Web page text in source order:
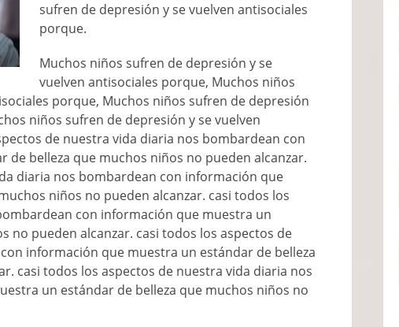
sufren de depresión y se vuelven antisociales
porque.
Muchos niños sufren de depresión y se
vuelven antisociales porque, Muchos niños
porque, Muchos niños sufren de depresión
niños sufren de depresión y se vuelven
de nuestra vida diaria nos bombardean con
belleza que muchos niños no pueden alcanzar.
diaria nos bombardean con información que
niños no pueden alcanzar. casi todos los
con información que muestra un
no pueden alcanzar. casi todos los aspectos de
información que muestra un estándar de belleza
casi todos los aspectos de nuestra vida diaria nos
un estándar de belleza que muchos niños no